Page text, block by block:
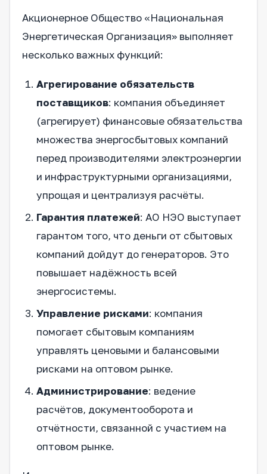
Акционерное Общество «Национальная
Энергетическая Организация» выполняет
несколько важных функций:
Агрегирование обязательств
поставщиков: компания объединяет
(агрегирует) финансовые обязательства
множества энергосбытовых компаний
перед производителями электроэнергии
и инфраструктурными организациями,
упрощая и централизуя расчёты.
Гарантия платежей: АО НЭО выступает
гарантом того, что деньги от сбытовых
компаний дойдут до генераторов. Это
повышает надёжность всей
энергосистемы.
Управление рисками: компания
помогает сбытовым компаниям
управлять ценовыми и балансовыми
рисками на оптовом рынке.
Администрирование: ведение
расчётов, документооборота и
отчётности, связанной с участием на
оптовом рынке.